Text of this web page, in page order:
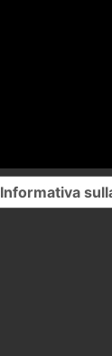
Informativa